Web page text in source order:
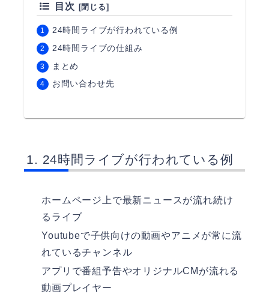
目次
24時間ライブが行われている例
24時間ライブの仕組み
まとめ
お問い合わせ先
24時間ライブが行われている例
ホームページ上で最新ニュースが流れ続け
るライブ
Youtubeで子供向けの動画やアニメが常に流
れているチャンネル
アプリで番組予告やオリジナルCMが流れる
動画プレイヤー